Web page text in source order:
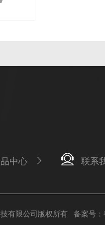
中心 联系
有限公司版权所有 备案号